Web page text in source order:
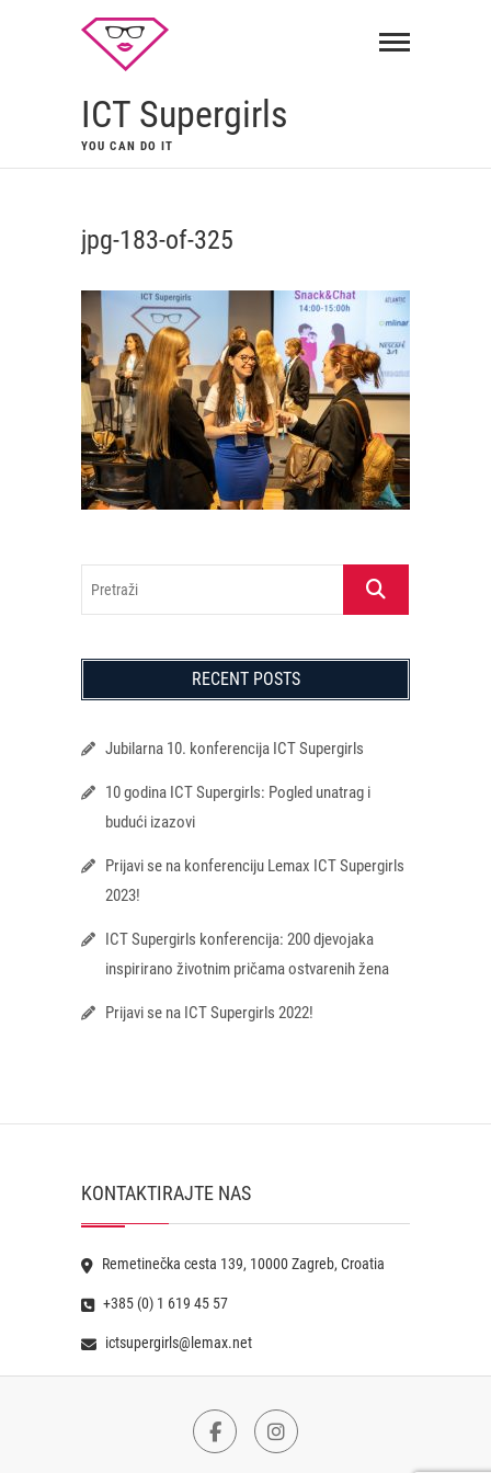
ICT Supergirls
YOU CAN DO IT
jpg-183-of-325
Pretraži
RECENT POSTS
Jubilarna 10. konferencija ICT Supergirls
10 godina ICT Supergirls: Pogled unatrag i
budući izazovi
Prijavi se na konferenciju Lemax ICT Supergirls
2023!
ICT Supergirls konferencija: 200 djevojaka
inspirirano životnim pričama ostvarenih žena
Prijavi se na ICT Supergirls 2022!
KONTAKTIRAJTE NAS
Remetinečka cesta 139, 10000 Zagreb, Croatia
+385 (0) 1 619 45 57
ictsupergirls@lemax.net
FacebookInstagram